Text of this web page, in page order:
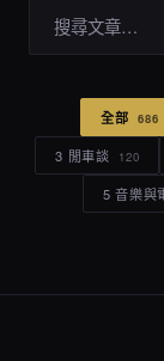
全部 686
3 閒車談 120
5 音樂與